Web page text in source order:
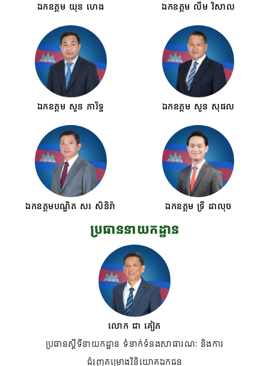
ឯកឧត្តម យុន ហេង ឯកឧត្តម លឹម វិសាល
ឯកឧត្តម សួន ភារិទ្ធ ឯកឧត្តម សួន សុផល
ឯកឧត្តមបណ្ឌិត សរ សិនិរ៉ា ឯកឧត្តម ទ្រី ដាលុច
ប្រធាននាយកដ្ឋាន
លោក ជា គៀត
ប្រធានស្តីទីនាយកដ្ឋាន ទំនាក់ទំនងសាធារណៈ និងការ
ជំរុញគម្រោងវិនិយោគឯកជន